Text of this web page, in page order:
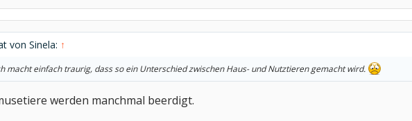
von Sinela: ↑
macht einfach traurig, dass so ein Unterschied zwischen Haus- und Nutztieren gemacht wird.
werden manchmal beerdigt.